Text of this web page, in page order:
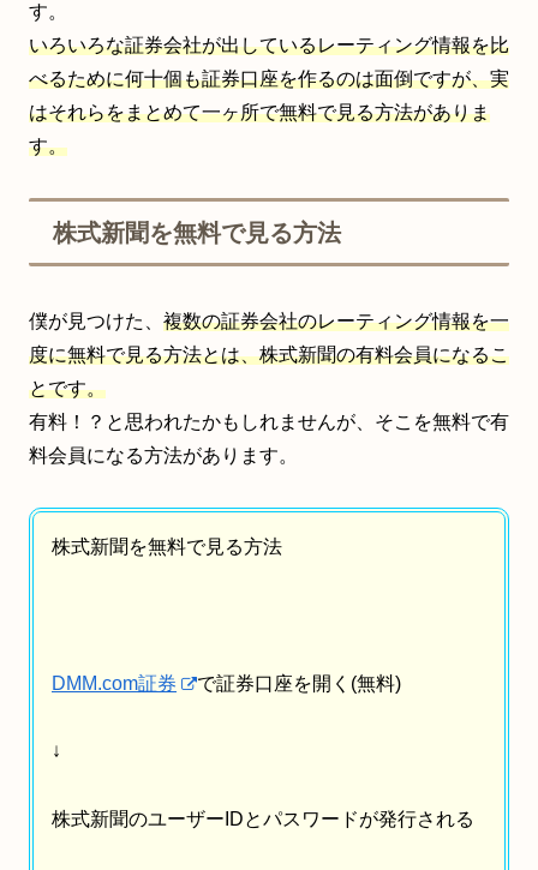
す。
いろいろな証券会社が出しているレーティング情報を比
べるために何十個も証券口座を作るのは面倒ですが、実
はそれらをまとめて一ヶ所で無料で見る方法がありま
す。
株式新聞を無料で見る方法
僕が見つけた、 複数の証券会社のレーティング情報を一
度に無料で見る方法とは、株式新聞の有料会員になるこ
とです。
有料！？と思われたかもしれませんが、そこを無料で有
料会員になる方法があります。
株式新聞を無料で見る方法
DMM.com証券 で証券口座を開く(無料)
↓
株式新聞のユーザーIDとパスワードが発行される